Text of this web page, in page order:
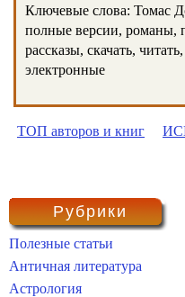
Ключевые слова: Томас
полные версии, романы,
рассказы, скачать,
электронные
ТОП авторов и книг
Рубрики
Полезные статьи
Античная литература
Астрология